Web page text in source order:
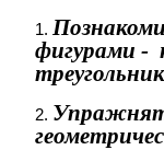
фигурами -